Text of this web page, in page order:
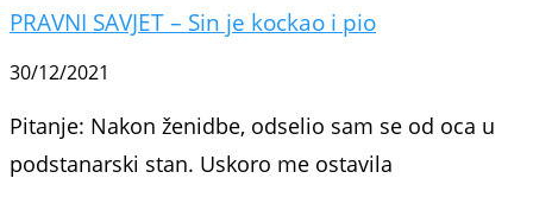
PRAVNI SAVJET – Sin je kockao i pio
30/12/2021
Pitanje: Nakon ženidbe, odselio sam se od oca u
podstanarski stan. Uskoro me ostavila